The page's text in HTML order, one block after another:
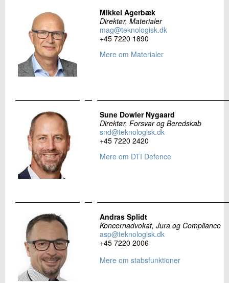
Mikkel Agerbæk
Direktør, Materialer
mag@teknologisk.dk
+45 7220 1890
Mere om Materialer
Sune Dowler Nygaard
Direktør, Forsvar og Beredskab
snd@teknologisk.dk
+45 7220 2420
Mere om DTI Defence
Andras Splidt
Koncernadvokat, Jura og Compliance
asp@teknologisk.dk
+45 7220 2006
Mere om stabsfunktioner